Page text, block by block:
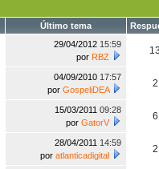
Último tema
29/04/2012 15:59
por RBZ
13
04/09/2010 17:57
por GospeliDEA
2
15/03/2011 09:28
por GatorV
6
28/04/2011 14:59
por atlanticadigital
2